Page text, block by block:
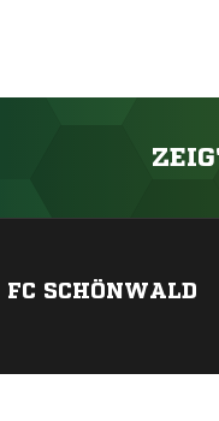
FC SCHÖNWALD